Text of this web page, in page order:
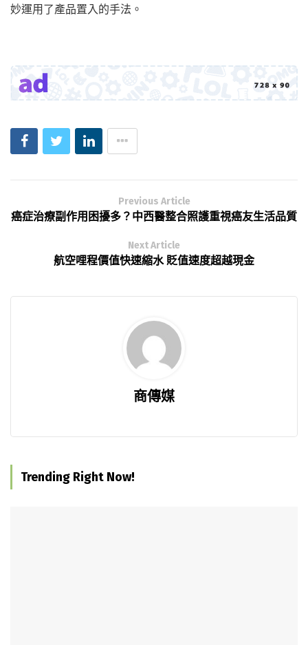
妙運用了產品置入的手法。
Previous Article
癌症治療副作用困擾多？中西醫整合照護重視癌友生活品質
Next Article
航空哩程價值快速縮水 貶值速度超越現金
商傳媒
Trending Right Now!